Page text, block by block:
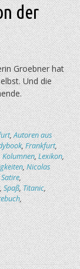
der
Groebner hat
Und die
,Autoren aus
,Frankfurt,
Kolumnen,Lexikon,
,Nicolas
,
,Spaß,Titanic,
,